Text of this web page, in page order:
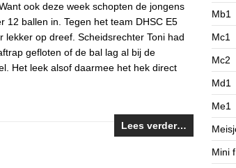
ook deze week schopten de jongens
12 ballen in. Tegen het team DHSC E5
lekker op dreef. Scheidsrechter Toni had
gefloten of de bal lag al bij de
Het leek alsof daarmee het hek direct
Lees verder…
Mb1
Mc1
Mc2
Md1
Me1
Mini